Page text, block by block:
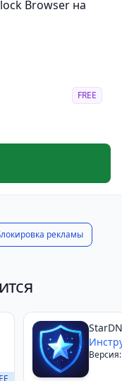
ещё до её
работы батареи.
интернет-угроз.
вы
вашу активность
Browser на
FREE
рекламы